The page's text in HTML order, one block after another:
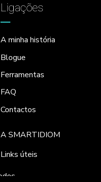
Ligações
A minha história
Blogue
Ferramentas
FAQ
Contactos
A SMARTIDIOM
Links úteis